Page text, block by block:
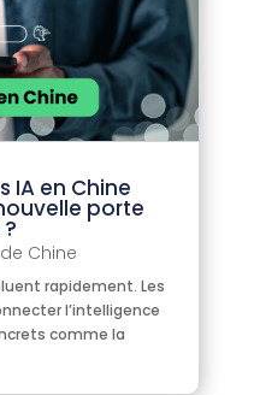
IA en Chine
porte
Chine
rapidement. Les
l’intelligence
comme la